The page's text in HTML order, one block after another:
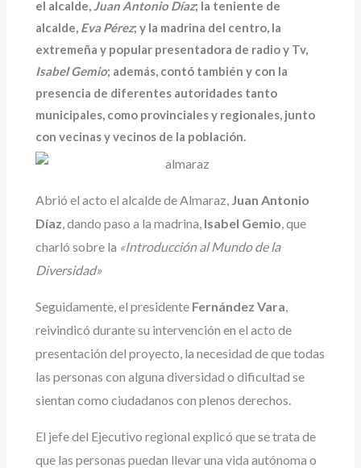
el alcalde, Juan Antonio Díaz; la teniente de
alcalde, Eva Pérez; y la madrina del centro, la
extremeña y popular presentadora de radio y Tv,
Isabel Gemio; además, contó también y con la
presencia de diferentes autoridades tanto
municipales, como provinciales y regionales, junto
con vecinas y vecinos de la población.
Abrió el acto el alcalde de Almaraz, Juan Antonio
Díaz, dando paso a la madrina, Isabel Gemio, que
charló sobre la «Introducción al Mundo de la
Diversidad»
Seguidamente, el presidente Fernández Vara,
reivindicó durante su intervención en el acto de
presentación del proyecto, la necesidad de que todas
las personas con alguna diversidad o dificultad se
sientan como ciudadanos con plenos derechos.
El jefe del Ejecutivo regional explicó que se trata de
que las personas puedan llevar una vida autónoma o